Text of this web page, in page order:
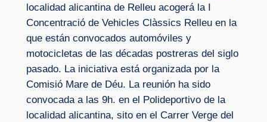
localidad alicantina de Relleu acogerá la I
Concentració de Vehicles Clàssics Relleu en la
que están convocados automóviles y
motocicletas de las décadas postreras del siglo
pasado. La iniciativa está organizada por la
Comisió Mare de Déu. La reunión ha sido
convocada a las 9h. en el Polideportivo de la
localidad alicantina, sito en el Carrer Verge del